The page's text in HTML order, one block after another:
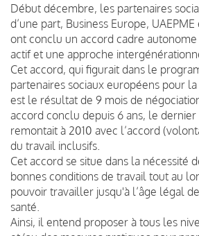
Début décembre, les partenaires
d’une part, Business Europe, UAEPME
ont conclu un accord cadre
actif et une approche
Cet accord, qui figurait dans le
partenaires sociaux européens pour la
est le résultat de 9 mois de
accord conclu depuis 6 ans, le
remontait à 2010 avec l’accord
du travail inclusifs.
Cet accord se situe dans la nécessité
bonnes conditions de travail tout au
pouvoir travailler jusqu'à l’âge légal
santé.
Ainsi, il entend proposer à tous les